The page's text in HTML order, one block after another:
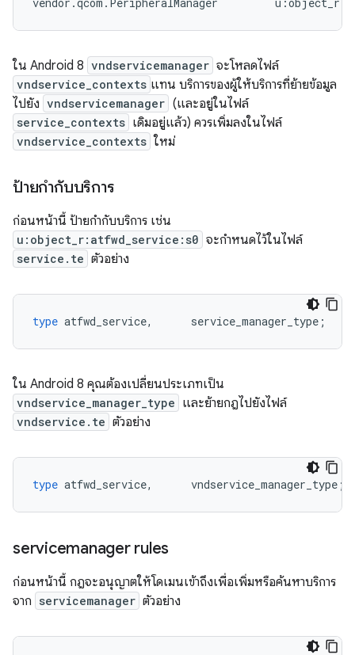
ใน Android 8 vndservicemanager จะโหลดไฟล์
vndservice_contexts แทน บริการของผู้ให้บริการที่ย้ายข้อมูล
ไปยัง vndservicemanager (และอยู่ในไฟล์
service_contexts เดิมอยู่แล้ว) ควรเพิ่มลงในไฟล์
vndservice_contexts ใหม่
ป้ายกำกับบริการ
ก่อนหน้านี้ ป้ายกำกับบริการ เช่น
u:object_r:atfwd_service:s0 จะกำหนดไว้ในไฟล์
service.te ตัวอย่าง
type atfwd_service, service_manager_type ;
ใน Android 8 คุณต้องเปลี่ยนประเภทเป็น
vndservice_manager_type และย้ายกฎไปยังไฟล์
vndservice.te ตัวอย่าง
type atfwd_service, vndservice_manager_type ;
servicemanager rules
ก่อนหน้านี้ กฎจะอนุญาตให้โดเมนเข้าถึงเพื่อเพิ่มหรือค้นหาบริการ
จาก servicemanager ตัวอย่าง